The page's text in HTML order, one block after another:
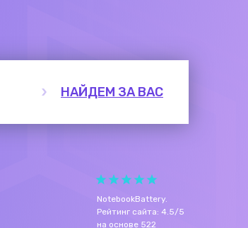
НАЙДЕМ ЗА ВАС
NotebookBattery.
Рейтинг сайта: 4.5/5
на основе 522